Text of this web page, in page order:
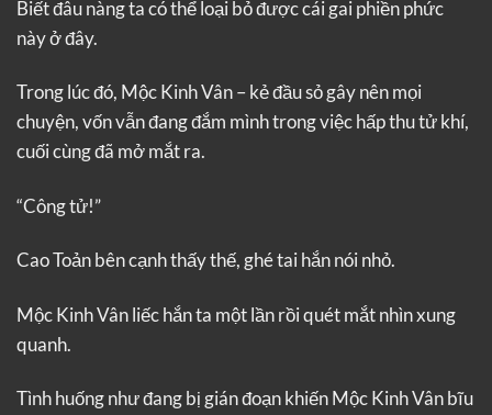
Biết đâu nàng ta có thể loại bỏ được cái gai phiền phức
này ở đây.
Trong lúc đó, Mộc Kinh Vân – kẻ đầu sỏ gây nên mọi
chuyện, vốn vẫn đang đắm mình trong việc hấp thu tử khí,
cuối cùng đã mở mắt ra.
“Công tử!”
Cao Toản bên cạnh thấy thế, ghé tai hắn nói nhỏ.
Mộc Kinh Vân liếc hắn ta một lần rồi quét mắt nhìn xung
quanh.
Tình huống như đang bị gián đoạn khiến Mộc Kinh Vân bĩu